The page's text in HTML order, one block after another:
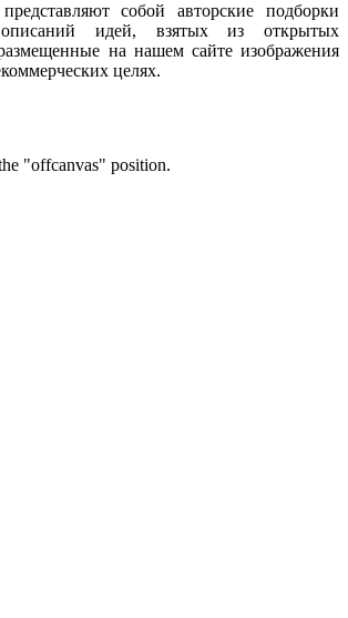
собой авторские подборки
идей, взятых из открытых
на нашем сайте изображения
целях.
"offcanvas" position.